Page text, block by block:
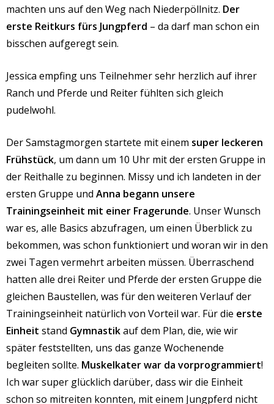
machten uns auf den Weg nach Niederpöllnitz. Der
erste Reitkurs fürs Jungpferd – da darf man schon ein
bisschen aufgeregt sein.
Jessica empfing uns Teilnehmer sehr herzlich auf ihrer
Ranch und Pferde und Reiter fühlten sich gleich
pudelwohl.
Der Samstagmorgen startete mit einem super leckeren
Frühstück, um dann um 10 Uhr mit der ersten Gruppe in
der Reithalle zu beginnen. Missy und ich landeten in der
ersten Gruppe und Anna begann unsere
Trainingseinheit mit einer Fragerunde. Unser Wunsch
war es, alle Basics abzufragen, um einen Überblick zu
bekommen, was schon funktioniert und woran wir in den
zwei Tagen vermehrt arbeiten müssen. Überraschend
hatten alle drei Reiter und Pferde der ersten Gruppe die
gleichen Baustellen, was für den weiteren Verlauf der
Trainingseinheit natürlich von Vorteil war. Für die erste
Einheit stand Gymnastikauf dem Plan, die, wie wir
später feststellten, uns das ganze Wochenende
begleiten sollte. Muskelkater war da vorprogrammiert!
Ich war super glücklich darüber, dass wir die Einheit
schon so mitreiten konnten, mit einem Jungpferd nicht